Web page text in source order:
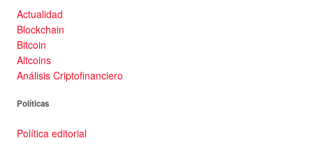
Actualidad
Blockchain
Bitcoin
Altcoins
Análisis Criptofinanciero
Políticas
Política editorial